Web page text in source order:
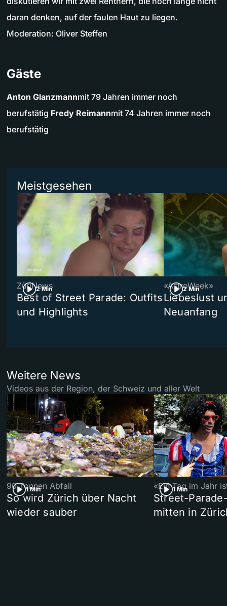
daran denken, auf der faulen Haut zu liegen.
Moderation: Oliver Steffen
Gäste
Anton Glanzmannmit 79 Jahren immer noch
berufstätig Fredy Reimannmit 74 Jahren immer noch
berufstätig
Meistgesehen
2 Min
ZüriNews
Best of Street Parade: Outfits
und Highlights
2 Min
«AstroWeek»
Liebeslust
Neuanfang
Weitere News
Videos aus der Region, der Schweiz und aller Welt
1 Min
90 Tonnen Abfall
So wird Zürich über Nacht
wieder sauber
1 Min
«Ein Tag im Jahr
Street-
mitten in